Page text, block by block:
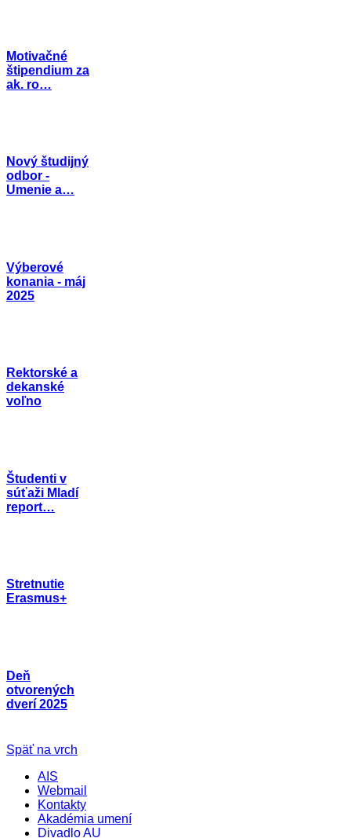
Motivačné
štipendium za
ak. ro…
Nový študijný
odbor -
Umenie a…
Výberové
konania - máj
2025
Rektorské a
dekanské
voľno
Študenti v
súťaži Mladí
report…
Stretnutie
Erasmus+
Deň
otvorených
dverí 2025
Späť na vrch
AIS
Webmail
Kontakty
Akadémia umení
Divadlo AU